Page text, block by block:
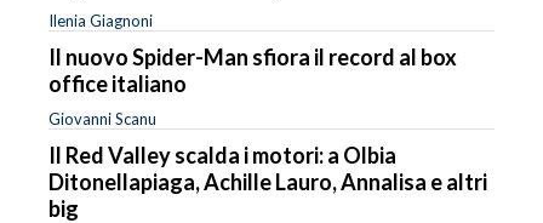
Ilenia Giagnoni
Il nuovo Spider-Man sfiora il record al box
office italiano
Giovanni Scanu
Il Red Valley scalda i motori: a Olbia
Ditonellapiaga, Achille Lauro, Annalisa e altri
big